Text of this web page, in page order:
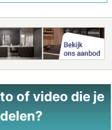
of video die je